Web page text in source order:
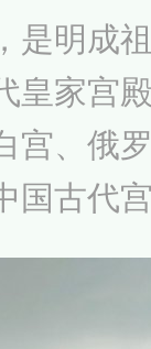
是明成
皇家宫
宫、俄
国古代
存最为